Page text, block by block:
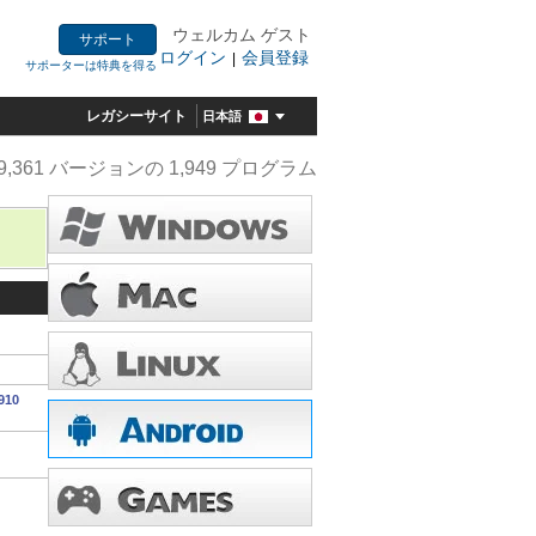
サポート
サポーターは特典を得る
ウェルカム ゲスト
ログイン | 会員登録
レガシーサイト 日本語
バージョンの 1,949 プログラム